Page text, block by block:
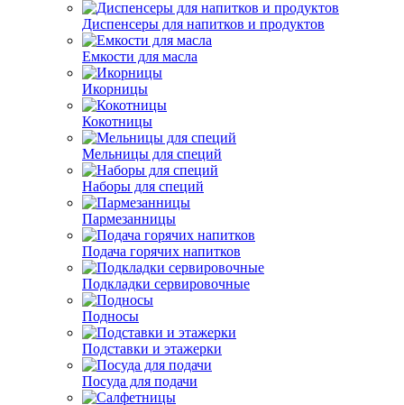
Диспенсеры для напитков и продуктов
Емкости для масла
Икорницы
Кокотницы
Мельницы для специй
Наборы для специй
Пармезанницы
Подача горячих напитков
Подкладки сервировочные
Подносы
Подставки и этажерки
Посуда для подачи